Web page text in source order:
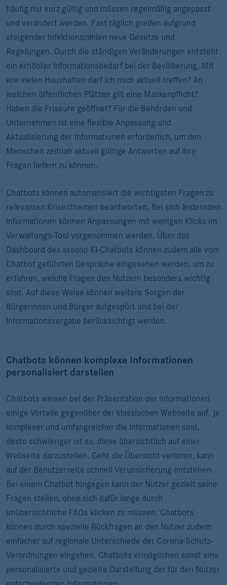
häufig nur kurz gültig und müssen regelmäßig angepasst
und verändert werden. Fast täglich greifen aufgrund
steigender Infektionszahlen neue Gesetze und
Regelungen. Durch die ständigen Veränderungen entsteht
ein erhöhter Informationsbedarf bei der Bevölkerung. Mit
wie vielen Haushalten darf ich mich aktuell treffen? An
welchen öffentlichen Plätzen gilt eine Maskenpflicht?
Haben die Friseure geöffnet? Für die Behörden und
Unternehmen ist eine flexible Anpassung und
Aktualisierung der Informationen erforderlich, um den
Menschen zeitnah aktuell gültige Antworten auf ihre
Fragen liefern zu können.
Chatbots können automatisiert die wichtigsten Fragen zu
relevanten Krisenthemen beantworten. Bei sich ändernden
Informationen können Anpassungen mit wenigen Klicks im
Verwaltungs-Tool vorgenommen werden. Über das
Dashboard des assono KI-Chatbots können zudem alle vom
Chatbot geführten Gespräche eingesehen werden, um zu
erfahren, welche Fragen den Nutzern besonders wichtig
sind. Auf diese Weise können weitere Sorgen der
Bürgerinnen und Bürger aufgespürt und bei der
Informationsvergabe berücksichtigt werden.
Chatbots können komplexe Informationen
personalisiert darstellen
Chatbots weisen bei der Präsentation der Informationen
einige Vorteile gegenüber der klassischen Webseite auf. Je
komplexer und umfangreicher die Informationen sind,
desto schwieriger ist es, diese übersichtlich auf einer
Webseite darzustellen. Geht die Übersicht verloren, kann
auf der Benutzerseite schnell Verunsicherung entstehen.
Bei einem Chatbot hingegen kann der Nutzer gezielt seine
Fragen stellen, ohne sich dafür lange durch
unübersichtliche FAQs klicken zu müssen. Chatbots
können durch spezielle Rückfragen an den Nutzer zudem
einfacher auf regionale Unterschiede der Corona-Schutz-
Verordnungen eingehen. Chatbots ermöglichen somit eine
personalisierte und gezielte Darstellung der für den Nutzer